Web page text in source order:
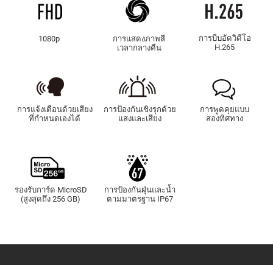
การพูดคุยแบบ
สองทิศทาง
การป้องกันเชิงรุกด้วย
แสงและเสียง
การแจ้งเตือนด้วยเสียง
ที่กำหนดเองได้
การบีบอัดวิดีโอ
H.265
การแสดงภาพสี
เวลากลางคืน
1080p
การป้องกันฝุ่นและน้ำ
ตามมาตรฐาน IP67
รองรับการ์ด MicroSD
(สูงสุดถึง 256 GB)